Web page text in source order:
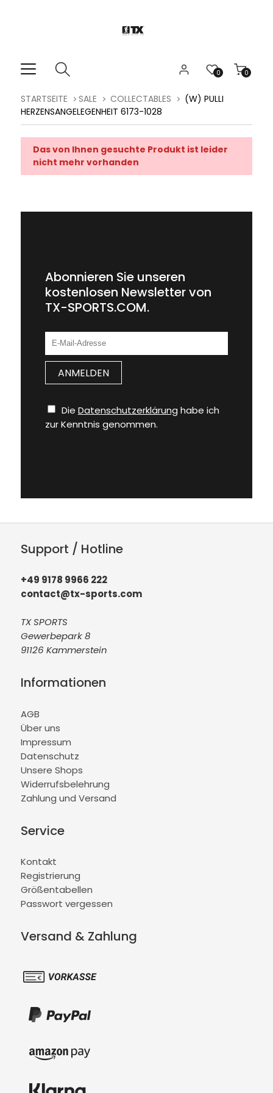
0
0
STARTSEITE SALE COLLECTABLES
(W) PULLI
HERZENSANGELEGENHEIT 6173-1028
Das von Ihnen gesuchte Produkt ist leider
nicht mehr vorhanden
Abonnieren Sie unseren
kostenlosen Newsletter von
TX-SPORTS.COM.
Die Datenschutzerklärung habe ich
zur Kenntnis genommen.
Support / Hotline
+49 9178 9966 222
contact@tx-sports.com
TX SPORTS
Gewerbepark 8
91126 Kammerstein
Informationen
AGB
Über uns
Impressum
Datenschutz
Unsere Shops
Widerrufsbelehrung
Zahlung und Versand
Service
Kontakt
Registrierung
Größentabellen
Passwort vergessen
Versand & Zahlung